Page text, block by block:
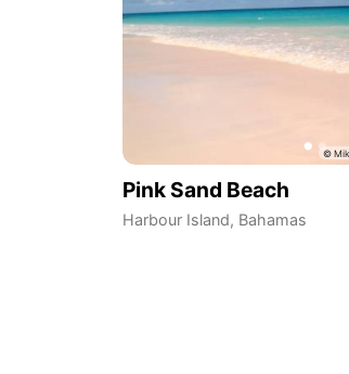
Pink Sand Beach
Harbour Island, Bahamas